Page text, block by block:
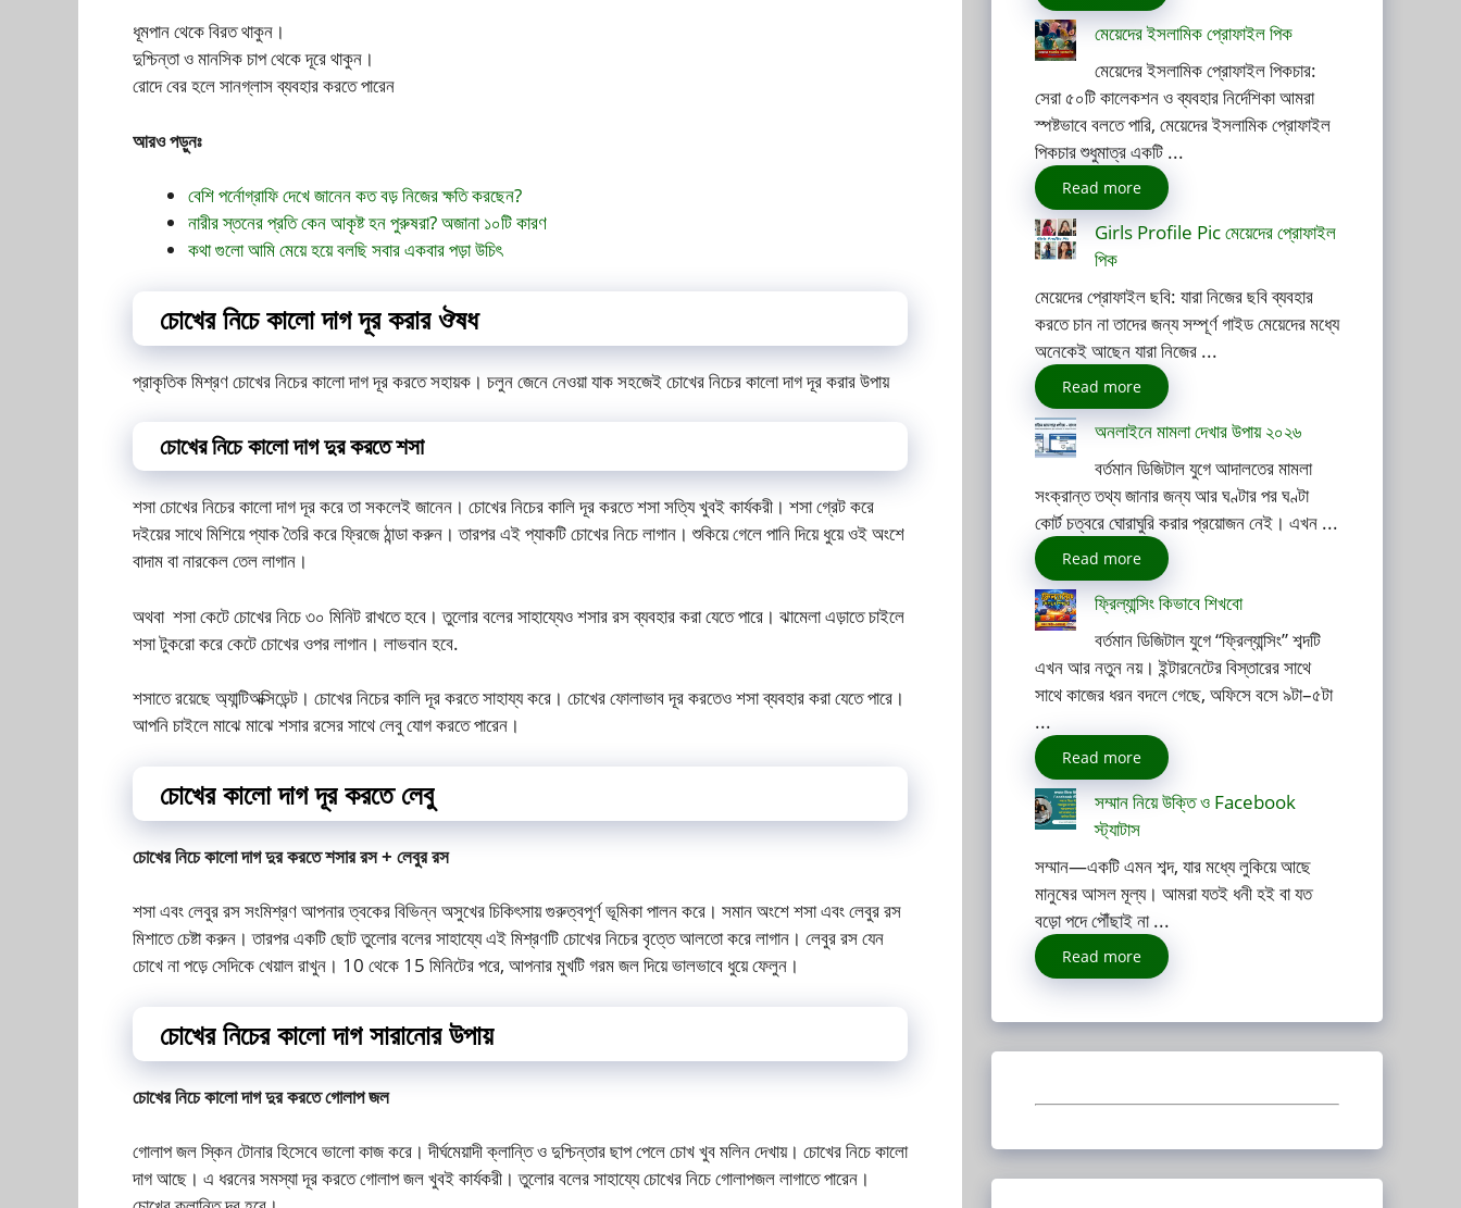
ধূমপান থেকে বিরত থাকুন।
দুশ্চিন্তা ও মানসিক চাপ থেকে দূরে থাকুন।
রোদে বের হলে সানগ্লাস ব্যবহার করতে পারেন
আরও পড়ুনঃ
বেশি পর্নোগ্রাফি দেখে জানেন কত বড় নিজের ক্ষতি করছেন?
নারীর স্তনের প্রতি কেন আকৃষ্ট হন পুরুষরা? অজানা ১০টি কারণ
কথা গুলো আমি মেয়ে হয়ে বলছি সবার একবার পড়া উচিৎ
চোখের নিচে কালো দাগ দূর করার ঔষধ
প্রাকৃতিক মিশ্রণ চোখের নিচের কালো দাগ দূর করতে সহায়ক। চলুন জেনে নেওয়া যাক সহজেই চোখের নিচের কালো দাগ দূর করার উপায়
চোখের নিচে কালো দাগ দুর করতে শসা
শসা চোখের নিচের কালো দাগ দূর করে তা সকলেই জানেন। চোখের নিচের কালি দূর করতে শসা সত্যি খুবই কার্যকরী। শসা গ্রেট করে
দইয়ের সাথে মিশিয়ে প্যাক তৈরি করে ফ্রিজে ঠান্ডা করুন। তারপর এই প্যাকটি চোখের নিচে লাগান। শুকিয়ে গেলে পানি দিয়ে ধুয়ে ওই অংশে
বাদাম বা নারকেল তেল লাগান।
অথবা শসা কেটে চোখের নিচে ৩০ মিনিট রাখতে হবে। তুলোর বলের সাহায্যেও শসার রস ব্যবহার করা যেতে পারে। ঝামেলা এড়াতে চাইলে
শসা টুকরো করে কেটে চোখের ওপর লাগান। লাভবান হবে.
শসাতে রয়েছে অ্যান্টিঅক্সিডেন্ট। চোখের নিচের কালি দূর করতে সাহায্য করে। চোখের ফোলাভাব দূর করতেও শসা ব্যবহার করা যেতে পারে।
আপনি চাইলে মাঝে মাঝে শসার রসের সাথে লেবু যোগ করতে পারেন।
চোখের কালো দাগ দূর করতে লেবু
চোখের নিচে কালো দাগ দুর করতে শসার রস + লেবুর রস
শসা এবং লেবুর রস সংমিশ্রণ আপনার ত্বকের বিভিন্ন অসুখের চিকিৎসায় গুরুত্বপূর্ণ ভূমিকা পালন করে। সমান অংশে শসা এবং লেবুর রস
মিশাতে চেষ্টা করুন। তারপর একটি ছোট তুলোর বলের সাহায্যে এই মিশ্রণটি চোখের নিচের বৃত্তে আলতো করে লাগান। লেবুর রস যেন
চোখে না পড়ে সেদিকে খেয়াল রাখুন। 10 থেকে 15 মিনিটের পরে, আপনার মুখটি গরম জল দিয়ে ভালভাবে ধুয়ে ফেলুন।
চোখের নিচের কালো দাগ সারানোর উপায়
চোখের নিচে কালো দাগ দুর করতে গোলাপ জল
গোলাপ জল স্কিন টোনার হিসেবে ভালো কাজ করে। দীর্ঘমেয়াদী ক্লান্তি ও দুশ্চিন্তার ছাপ পেলে চোখ খুব মলিন দেখায়। চোখের নিচে কালো
দাগ আছে। এ ধরনের সমস্যা দূর করতে গোলাপ জল খুবই কার্যকরী। তুলোর বলের সাহায্যে চোখের নিচে গোলাপজল লাগাতে পারেন।
মেয়েদের ইসলামিক প্রোফাইল পিক
মেয়েদের ইসলামিক প্রোফাইল পিকচার:
সেরা ৫০টি কালেকশন ও ব্যবহার নির্দেশিকা আমরা
স্পষ্টভাবে বলতে পারি, মেয়েদের ইসলামিক প্রোফাইল
পিকচার শুধুমাত্র একটি ...
Read more
Girls Profile Pic মেয়েদের প্রোফাইল
পিক
মেয়েদের প্রোফাইল ছবি: যারা নিজের ছবি ব্যবহার
করতে চান না তাদের জন্য সম্পূর্ণ গাইড মেয়েদের মধ্যে
অনেকেই আছেন যারা নিজের ...
Read more
অনলাইনে মামলা দেখার উপায় ২০২৬
বর্তমান ডিজিটাল যুগে আদালতের মামলা
সংক্রান্ত তথ্য জানার জন্য আর ঘণ্টার পর ঘণ্টা
কোর্ট চত্বরে ঘোরাঘুরি করার প্রয়োজন নেই। এখন ...
Read more
ফ্রিল্যান্সিং কিভাবে শিখবো
বর্তমান ডিজিটাল যুগে “ফ্রিল্যান্সিং” শব্দটি
এখন আর নতুন নয়। ইন্টারনেটের বিস্তারের সাথে
সাথে কাজের ধরন বদলে গেছে, অফিসে বসে ৯টা–৫টা
...
Read more
সম্মান নিয়ে উক্তি ও Facebook
স্ট্যাটাস
সম্মান—একটি এমন শব্দ, যার মধ্যে লুকিয়ে আছে
মানুষের আসল মূল্য। আমরা যতই ধনী হই বা যত
বড়ো পদে পৌঁছাই না ...
Read more